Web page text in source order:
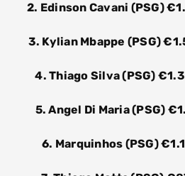
2. Edinson Cavani (PSG)
3. Kylian Mbappe (PSG)
4. Thiago Silva (PSG)
5. Angel Di Maria (PSG)
6. Marquinhos (PSG)